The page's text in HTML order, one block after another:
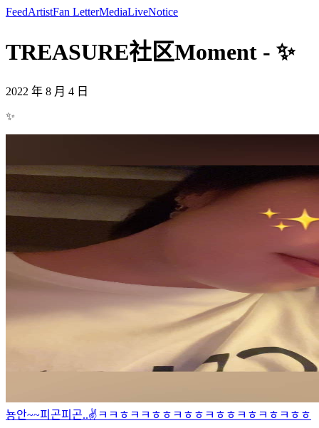
FeedArtistFan LetterMediaLiveNotice
TREASURE社区Moment - ✨
2022 年 8 月 4 日
✨
뇽안~~피곤피곤..✌️ㅋㅋㅎㅋㅋㅎㅎㅋㅎㅎㅋㅎㅎㅋㅎㅋㅎㅋㅎㅎ